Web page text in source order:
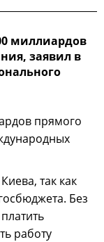
миллиардов
заявил в
прямого
так как
Без
работу